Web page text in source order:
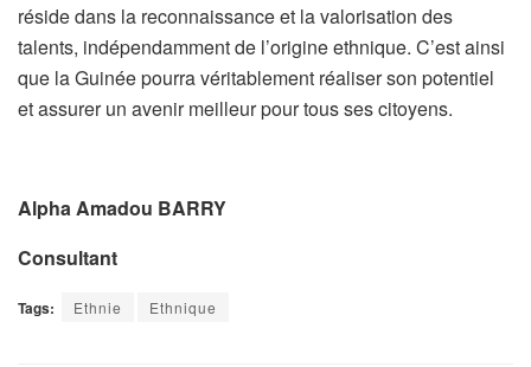
réside dans la reconnaissance et la valorisation des
talents, indépendamment de l’origine ethnique. C’est ainsi
que la Guinée pourra véritablement réaliser son potentiel
et assurer un avenir meilleur pour tous ses citoyens.
Alpha Amadou BARRY
Consultant
Tags: Ethnie Ethnique